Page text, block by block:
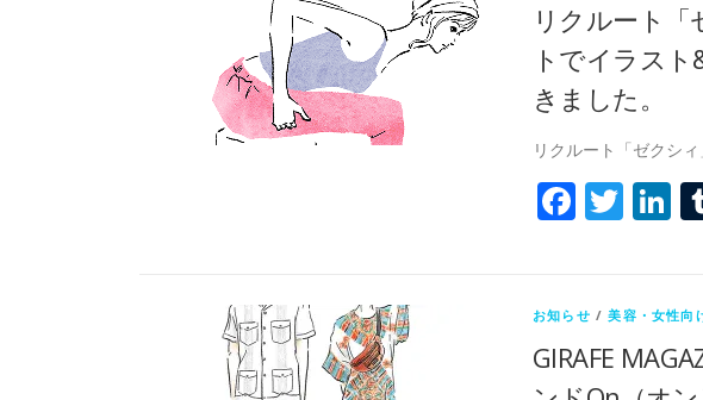
リクルート「
トでイラス
きました。
リクルート「ゼクシ
お知らせ /美容・女性向
GIRAFE